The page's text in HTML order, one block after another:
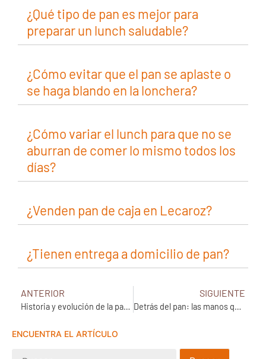
¿Qué tipo de pan es mejor para
preparar un lunch saludable?
¿Cómo evitar que el pan se aplaste o
se haga blando en la lonchera?
¿Cómo variar el lunch para que no se
aburran de comer lo mismo todos los
días?
¿Venden pan de caja en Lecaroz?
¿Tienen entrega a domicilio de pan?
ANTERIOR
Historia y evolución de la panadería en México
SIGUIENTE
Detrás del pan: las manos que dan vida a la panadería mexicana
ENCUENTRA EL ARTÍCULO